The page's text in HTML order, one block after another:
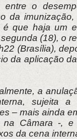
o
da
que haja um
(18), o
(Brasília),
da aplicação
a
sujeita a
– mais ainda
na Câmara -,
da cena